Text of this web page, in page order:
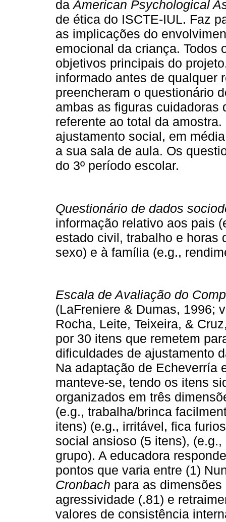
daAmerican Psychological
de ética do ISCTE-IUL. Faz
as implicações do
emocional da criança. Todos
objetivos principais do
informado antes de qualquer
preencheram o questionário
ambas as figuras cuidadoras
referente ao total da
ajustamento social, em
a sua sala de aula. Os
do 3º período escolar.
Questionário de dados
informação relativo aos pais
estado civil, trabalho e horas
sexo) e à família (e.g.,
Escala de Avaliação do
(LaFreniere & Dumas, 1996;
Rocha, Leite, Teixeira, &
por 30 itens que remetem
dificuldades de ajustamento
Na adaptação de Echeverría
manteve-se, tendo os itens
organizados em três
(e.g., trabalha/brinca
itens) (e.g., irritável, fica
social ansioso (5 itens),
grupo). A educadora
pontos que varia entre (1)
Cronbach para as
agressividade (.81) e
valores de consistência